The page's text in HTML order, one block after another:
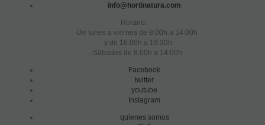
info@hortinatura.com
·Horario:
-De lunes a viernes de 8:00h a 14:00h
y de 16:00h a 19:30h
-Sábados de 8:00h a 14:00h
Facebook
twitter
youtube
Instagram
quienes somos